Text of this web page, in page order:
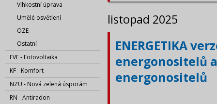
Vlhkostní úprava
Umělé osvětlení
OZE
Ostatní
FVE - Fotovoltaika
KF - Komfort
NZU - Nová zelená úsporám
RN - Antiradon
listopad 2025
ENERGETIKA
energonositelů
energonositelů